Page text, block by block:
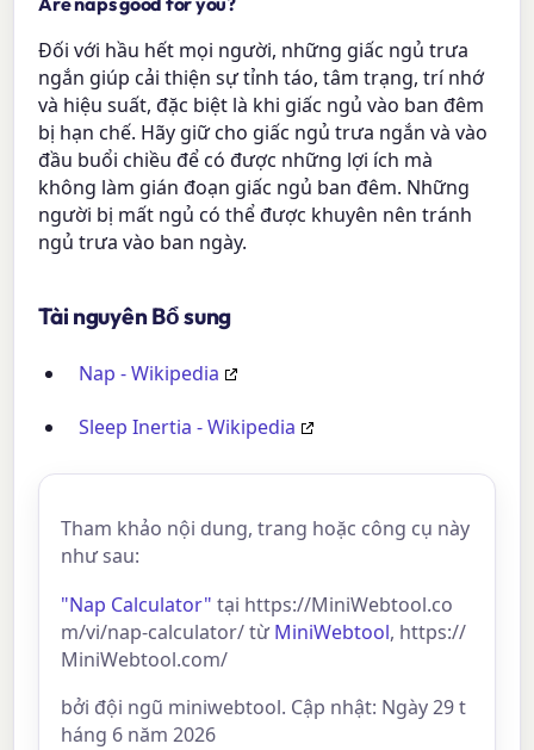
Đối với hầu hết mọi người, những giấc ngủ trưa
ngắn giúp cải thiện sự tỉnh táo, tâm trạng, trí nhớ
và hiệu suất, đặc biệt là khi giấc ngủ vào ban đêm
bị hạn chế. Hãy giữ cho giấc ngủ trưa ngắn và vào
đầu buổi chiều để có được những lợi ích mà
không làm gián đoạn giấc ngủ ban đêm. Những
người bị mất ngủ có thể được khuyên nên tránh
ngủ trưa vào ban ngày.
Tài nguyên Bổ sung
Nap - Wikipedia
Sleep Inertia - Wikipedia
Tham khảo nội dung, trang hoặc công cụ này
như sau:
"Nap Calculator" tại https://MiniWebtool.co
m/vi/nap-calculator/ từMiniWebtool, https://
MiniWebtool.com/
bởi đội ngũ miniwebtool. Cập nhật: Ngày 29 t
háng 6 năm 2026